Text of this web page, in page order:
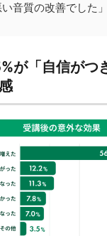
音質の改善でした
が「自信がつ